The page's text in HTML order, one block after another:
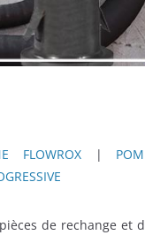
FLOWROX|
de rechange et